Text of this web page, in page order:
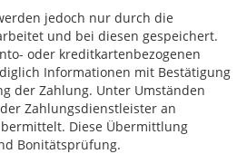
jedoch nur durch die
und bei diesen gespeichert.
oder kreditkartenbezogenen
Informationen mit Bestätigung
der Zahlung. Unter Umständen
Zahlungsdienstleister an
Diese Übermittlung
Bonitätsprüfung.